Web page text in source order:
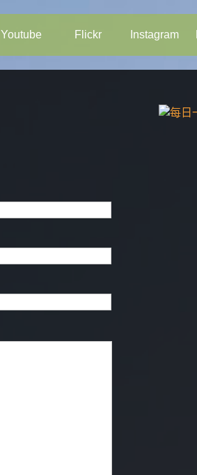
Youtube Flickr Instagram